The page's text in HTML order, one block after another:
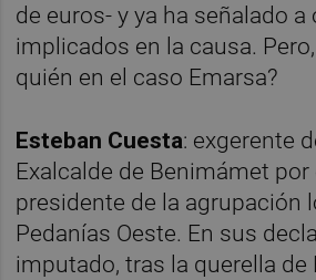
de euros- y ya ha señalado
implicados en la causa.
quién en el caso Emarsa?
Esteban Cuesta: exgerente
Exalcalde de Benimámet por
presidente de la agrupación
Pedanías Oeste. En sus
imputado, tras la querella de